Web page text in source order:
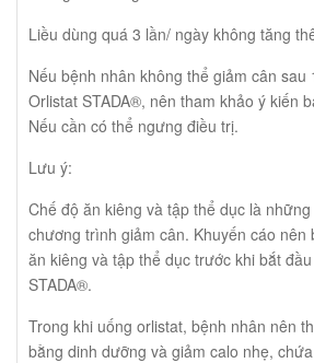
Liều dùng quá 3 lần/ ngày không tăng
Nếu bệnh nhân không thể giảm cân sau
Orlistat STADA®, nên tham khảo ý kiến
Nếu cần có thể ngưng điều trị.
Lưu ý:
Chế độ ăn kiêng và tập thể dục là
chương trình giảm cân. Khuyến cáo nên
ăn kiêng và tập thể dục trước khi bắt
STADA®.
Trong khi uống orlistat, bệnh nhân nên
bằng dinh dưỡng và giảm calo nhẹ,